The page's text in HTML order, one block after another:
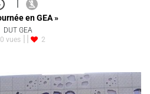
|
en GEA »
DUT GEA
vues
2